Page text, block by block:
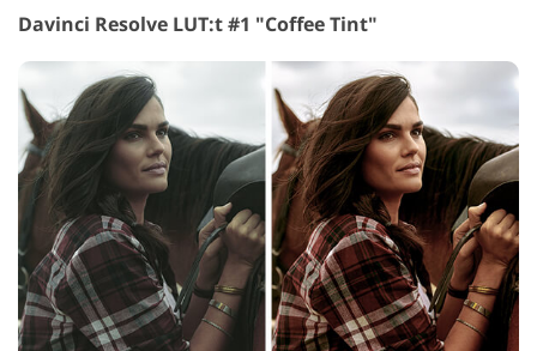
Davinci Resolve LUT:t #1 "Coffee Tint"